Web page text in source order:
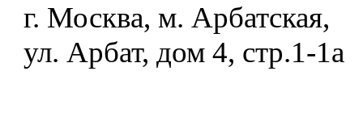
г. Москва, м. Арбатская,
ул. Арбат, дом 4, стр.1-1а